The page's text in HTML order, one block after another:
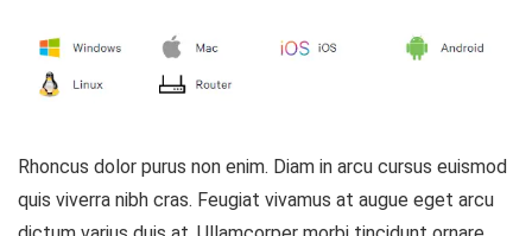
Rhoncus dolor purus non enim. Diam in arcu cursus euismod
quis viverra nibh cras. Feugiat vivamus at augue eget arcu